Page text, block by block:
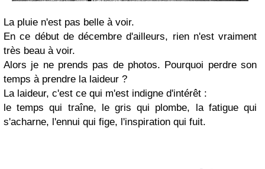
La pluie n'est pas belle à voir.
En ce début de décembre d'ailleurs, rien n'est vraiment
très beau à voir.
Alors je ne prends pas de photos. Pourquoi perdre son
temps à prendre la laideur ?
La laideur, c'est ce qui m'est indigne d'intérêt :
le temps qui traîne, le gris qui plombe, la fatigue qui
s'acharne, l'ennui qui fige, l'inspiration qui fuit.